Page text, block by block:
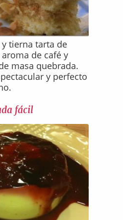
tierna tarta de
de café y
masa quebrada.
y perfecto
fácil